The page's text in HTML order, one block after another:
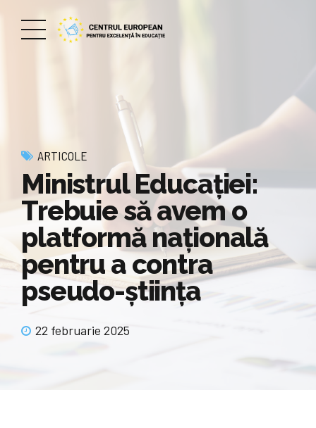
ARTICOLE
Ministrul Educaţiei:
Trebuie să avem o
platformă naţională
pentru a contra
pseudo-ştiinţa
22 februarie 2025